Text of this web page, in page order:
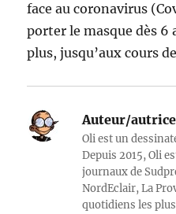
face au coronavirus
porter le masque dès 6
plus, jusqu’aux cours
Auteur/
Oli est un
Depuis 2015, Oli
journaux de
NordEclair, La
quotidiens les